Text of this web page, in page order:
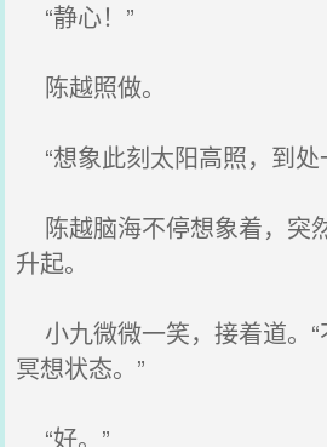
“静心！”
陈越照做。
“想象此刻太阳高照，到处
陈越脑海不停想象着，突
升起。
小九微微一笑，接着道。
冥想状态。”
“好。”